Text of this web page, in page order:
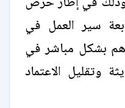
سير العمل في
بشكل مباشر في
وتقليل الاعتماد